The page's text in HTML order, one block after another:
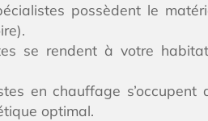
possèdent le
se rendent à votre
en chauffage
optimal.